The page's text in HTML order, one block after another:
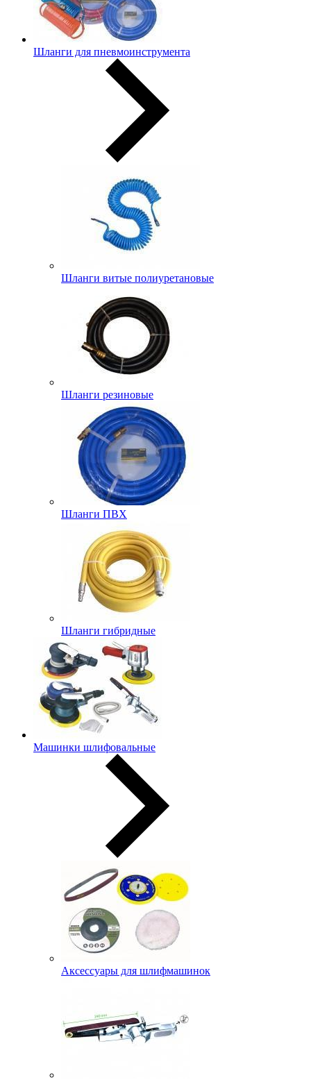
Шланги для пневмоинструмента
Шланги витые полиуретановые
Шланги резиновые
Шланги ПВХ
Шланги гибридные
Машинки шлифовальные
Аксессуары для шлифмашинок